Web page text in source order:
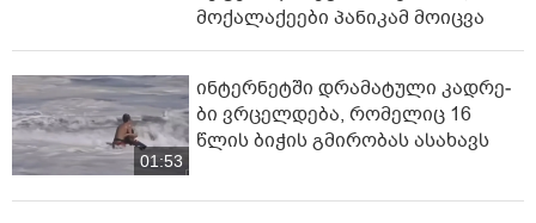
მოქალაქეები პანიკამ მოიცვა
01:53
ინ­ტერ­ნეტ­ში დრა­მა­ტუ­ლი კად­რე­
ბი ვრცელდება, რომელიც 16
წლის ბიჭის გმირობას ასახავს